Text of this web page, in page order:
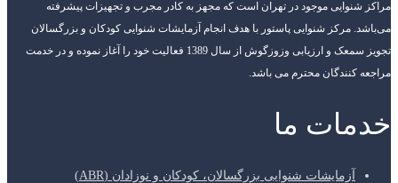
مراکز شنوایی موجود در تهران است که مجهز به کادر مجرب و تجهیزات پیشرفته
می‌باشد. مرکز شنوایی پاستور با هدف انجام آزمایشات شنوایی کودکان و بزرگسالان
تجویز سمعک و ارزیابی وزوزگوش از سال 1389 فعالیت خود را آغاز نموده و در خدمت
مراجعه کنندگان محترم می باشد.
خدمات ما
آزمایشات شنوایی بزرگسالان، کودکان و نوزادان (ABR)